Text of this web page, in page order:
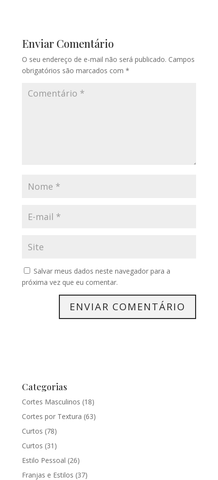
Enviar Comentário
O seu endereço de e-mail não será publicado. Campos
obrigatórios são marcados com *
Salvar meus dados neste navegador para a
próxima vez que eu comentar.
Categorias
Cortes Masculinos (18)
Cortes por Textura (63)
Curtos (78)
Curtos (31)
Estilo Pessoal (26)
Franjas e Estilos (37)